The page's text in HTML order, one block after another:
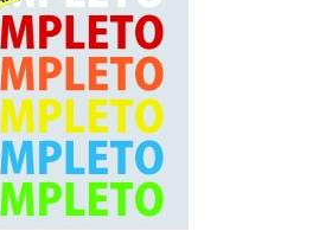
WattsApp 54 99262 4843Tamanho
VINIL RECORTADO E..